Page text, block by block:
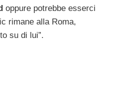
oppure potrebbe esserci
rimane alla Roma,
su di lui”.